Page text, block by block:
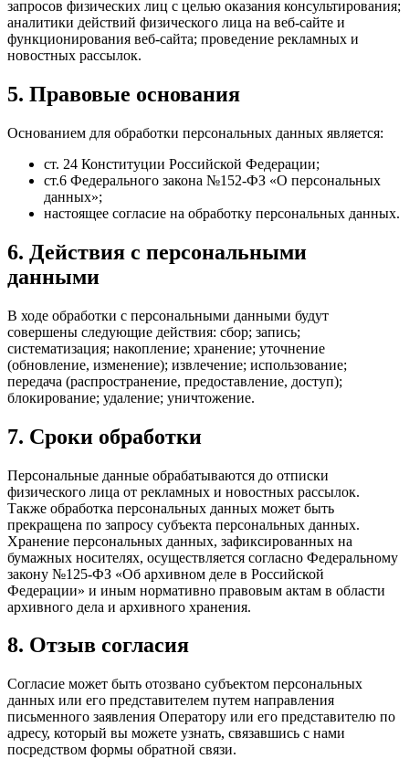
запросов физических лиц с целью оказания консультирования;
аналитики действий физического лица на веб-сайте и
функционирования веб-сайта; проведение рекламных и
новостных рассылок.
5. Правовые основания
Основанием для обработки персональных данных является:
ст. 24 Конституции Российской Федерации;
ст.6 Федерального закона №152-ФЗ «О персональных
данных»;
настоящее согласие на обработку персональных данных.
6. Действия с персональными
данными
В ходе обработки с персональными данными будут
совершены следующие действия: сбор; запись;
систематизация; накопление; хранение; уточнение
(обновление, изменение); извлечение; использование;
передача (распространение, предоставление, доступ);
блокирование; удаление; уничтожение.
7. Сроки обработки
Персональные данные обрабатываются до отписки
физического лица от рекламных и новостных рассылок.
Также обработка персональных данных может быть
прекращена по запросу субъекта персональных данных.
Хранение персональных данных, зафиксированных на
бумажных носителях, осуществляется согласно Федеральному
закону №125-ФЗ «Об архивном деле в Российской
Федерации» и иным нормативно правовым актам в области
архивного дела и архивного хранения.
8. Отзыв согласия
Согласие может быть отозвано субъектом персональных
данных или его представителем путем направления
письменного заявления Оператору или его представителю по
адресу, который вы можете узнать, связавшись с нами
посредством формы обратной связи.